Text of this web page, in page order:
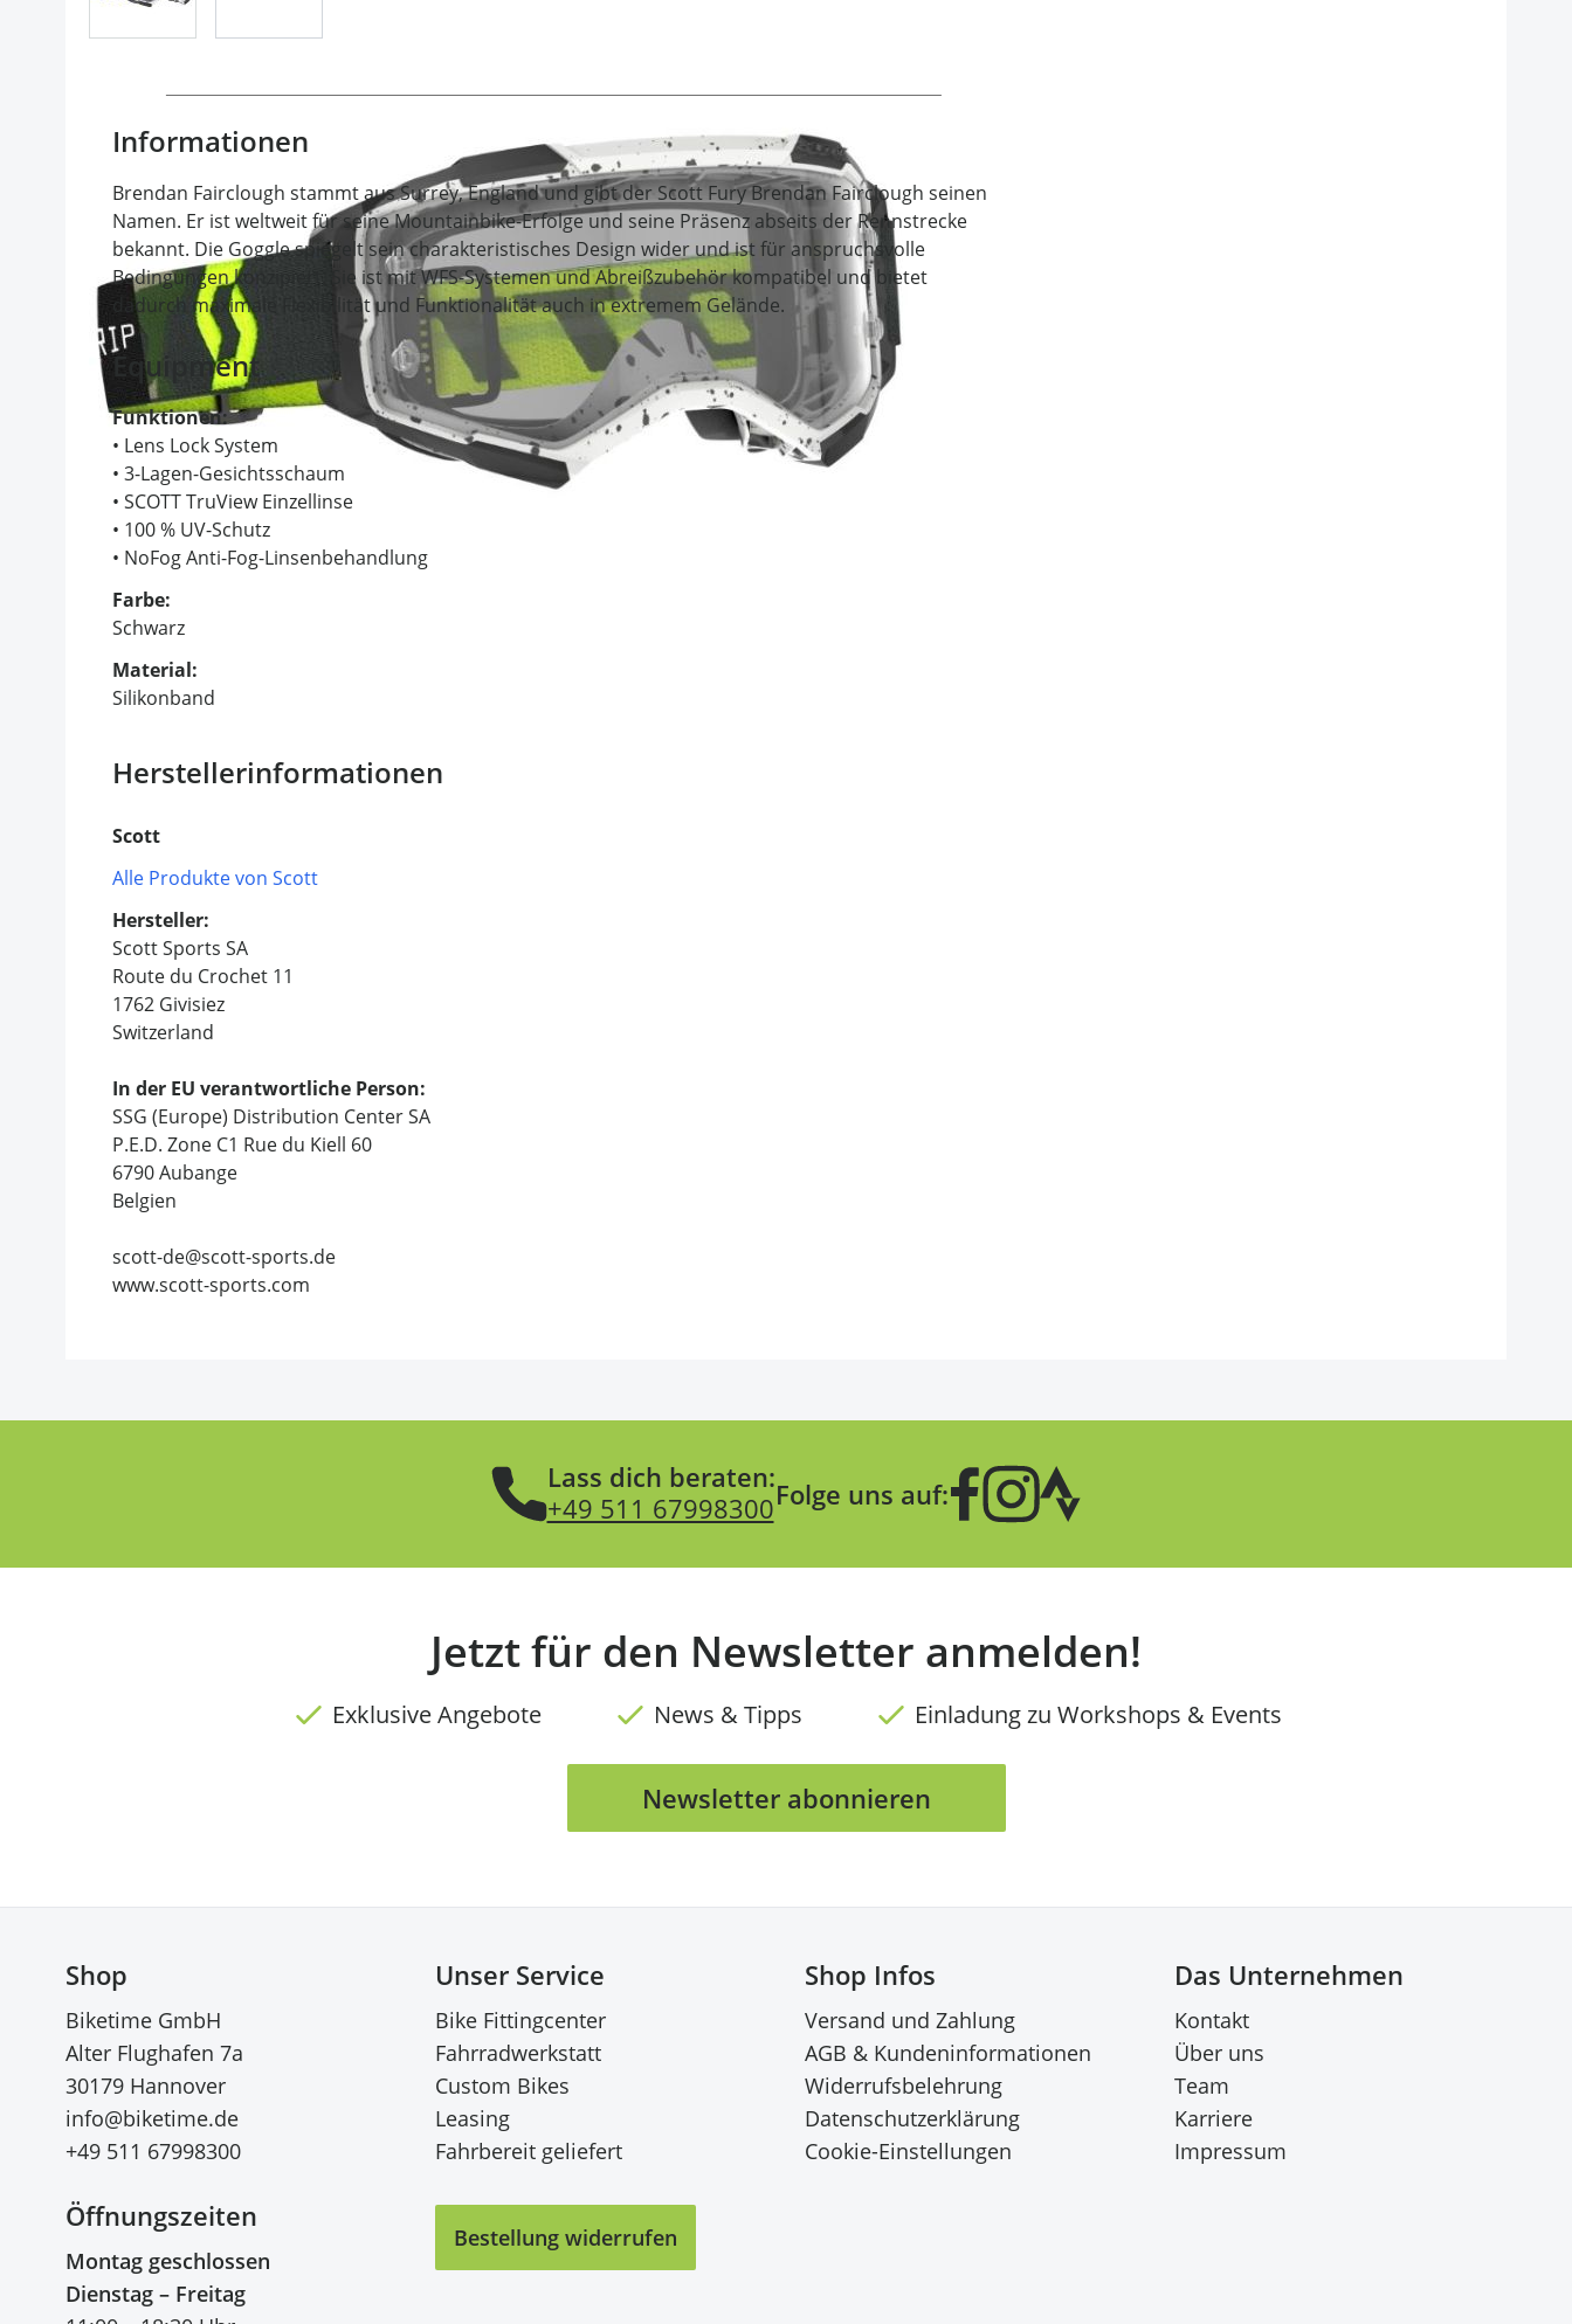
Informationen
Brendan Fairclough stammt aus Surrey, England und gibt der Scott Fury Brendan Fairclough seinen
Namen. Er ist weltweit für seine Mountainbike-Erfolge und seine Präsenz abseits der Rennstrecke
bekannt. Die Goggle spiegelt sein charakteristisches Design wider und ist für anspruchsvolle
Bedingungen konzipiert. Sie ist mit WFS-Systemen und Abreißzubehör kompatibel und bietet
dadurch maximale Flexibilität und Funktionalität auch in extremem Gelände.
Equipment
Funktionen:
• Lens Lock System
• 3-Lagen-Gesichtsschaum
• SCOTT TruView Einzellinse
• 100 % UV-Schutz
• NoFog Anti-Fog-Linsenbehandlung
Farbe:
Schwarz
Material:
Silikonband
Herstellerinformationen
Scott
Alle Produkte von Scott
Hersteller:
Scott Sports SA
Route du Crochet 11
1762 Givisiez
Switzerland
In der EU verantwortliche Person:
SSG (Europe) Distribution Center SA
P.E.D. Zone C1 Rue du Kiell 60
6790 Aubange
Belgien
scott-de@scott-sports.de
www.scott-sports.com
Lass dich beraten:
+49 511 67998300Folge uns auf:
Jetzt für den Newsletter anmelden!
Exklusive Angebote News & Tipps Einladung zu Workshops & Events
Newsletter abonnieren
Shop
Biketime GmbH
Alter Flughafen 7a
30179 Hannover
info@biketime.de
+49 511 67998300
Öffnungszeiten
Montag geschlossen
Dienstag – Freitag
Unser Service
Bike Fittingcenter
Fahrradwerkstatt
Custom Bikes
Leasing
Fahrbereit geliefert
Shop Infos
Versand und Zahlung
AGB & Kundeninformationen
Widerrufsbelehrung
Datenschutzerklärung
Cookie-Einstellungen
Das Unternehmen
Kontakt
Über uns
Team
Karriere
Impressum
Bestellung widerrufen